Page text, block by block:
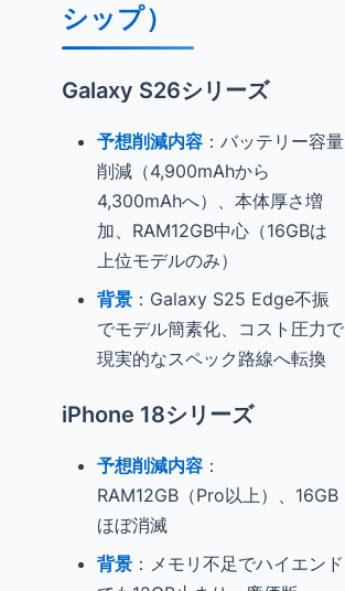
シップ）
Galaxy S26シリーズ
予想削減内容 ：バッテリー容量
削減（4,900mAhから
4,300mAhへ）、本体厚さ増
加、RAM12GB中心（16GBは
上位モデルのみ）
背景 ：Galaxy S25 Edge不振
でモデル簡素化、コスト圧力で
現実的なスペック路線へ転換
iPhone 18シリーズ
予想削減内容 ：
RAM12GB（Pro以上）、16GB
ほぼ消滅
背景 ：メモリ不足でハイエンド